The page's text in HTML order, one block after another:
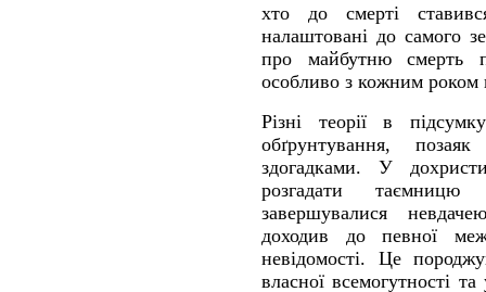
хто до смерті
налаштовані до самого
про майбутню смерть
особливо з кожним
Різні теорії в
обґрунтування,
здогадками. У
розгадати
завершувалися
доходив до певної
невідомості. Це
власної всемогутності